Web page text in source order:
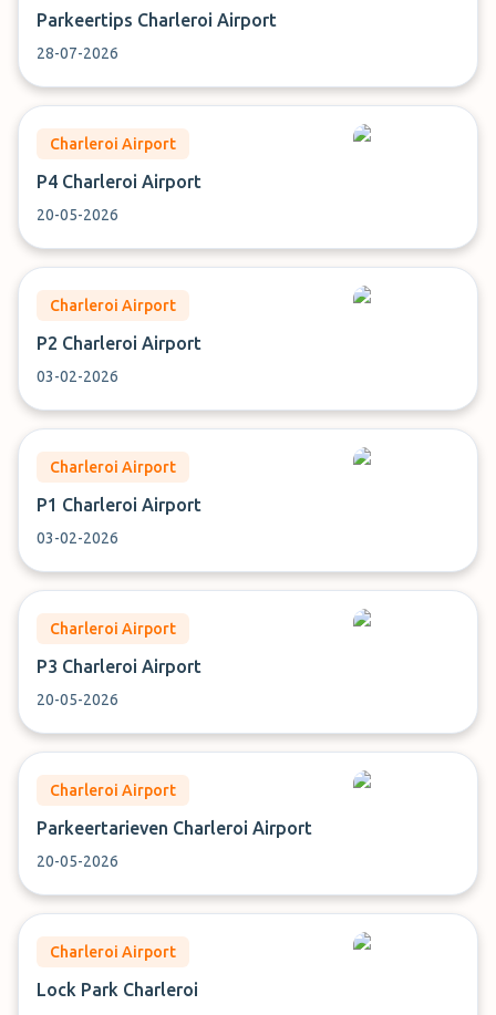
Parkeertips Charleroi Airport
28-07-2026
Charleroi Airport
P4 Charleroi Airport
20-05-2026
Charleroi Airport
P2 Charleroi Airport
03-02-2026
Charleroi Airport
P1 Charleroi Airport
03-02-2026
Charleroi Airport
P3 Charleroi Airport
20-05-2026
Charleroi Airport
Parkeertarieven Charleroi Airport
20-05-2026
Charleroi Airport
Lock Park Charleroi